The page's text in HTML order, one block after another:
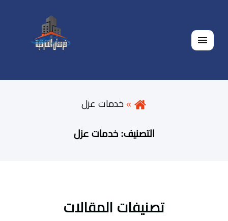
القائمة
خدمات عزل
التصنيف:خدمات عزل
تصنيفات المقالات